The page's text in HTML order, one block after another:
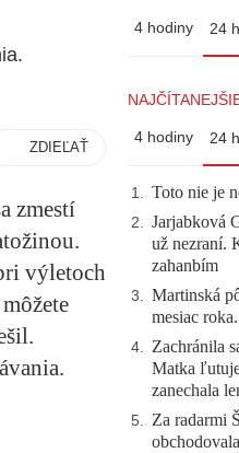
ZDIEĽAŤ
zmestí
výletoch
4 hodiny 24
4 hodiny 24
1. Toto nie je
2. Jarjabková
už nezraní.
zahanbím
3. Martinská
mesiac
4. Zachránila
Matka
zanechala
5. Za radarmi